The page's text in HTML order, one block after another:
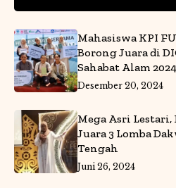
Mahasiswa KPI
Borong Juara di
Sahabat Alam 2024
Desember 20, 2024
Mega Asri
Juara 3 Lomba
Tengah
Juni 26, 2024